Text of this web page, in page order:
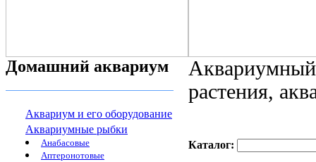
Домашний аквариум
Аквариум и его оборудование
Аквариумные рыбки
Анабасовые
Аптеронотовые
растения,
Каталог: